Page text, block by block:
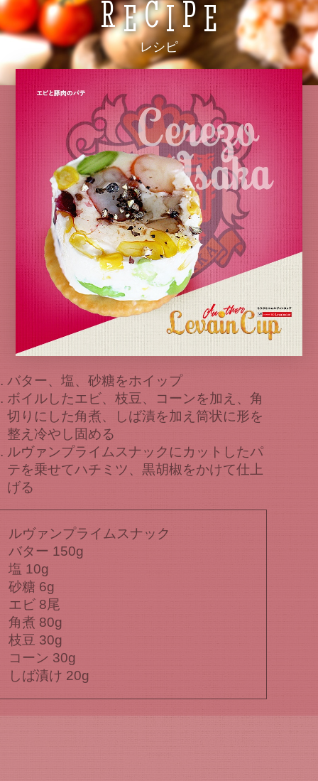
RECIPE
レシピ
バター、塩、砂糖をホイップ
ボイルしたエビ、枝豆、コーンを加え、角
切りにした角煮、しば漬を加え筒状に形を
整え冷やし固める
ルヴァンプライムスナックにカットしたパ
テを乗せてハチミツ、黒胡椒をかけて仕上
げる
ルヴァンプライムスナック
バター 150g
塩 10g
砂糖 6g
エビ 8尾
角煮 80g
枝豆 30g
コーン 30g
しば漬け 20g